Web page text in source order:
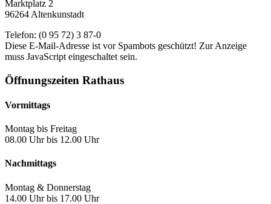
Marktplatz 2
96264 Altenkunstadt
Telefon: (0 95 72) 3 87-0
Diese E-Mail-Adresse ist vor Spambots geschützt! Zur Anzeige
muss JavaScript eingeschaltet sein.
Öffnungszeiten Rathaus
Vormittags
Montag bis Freitag
08.00 Uhr bis 12.00 Uhr
Nachmittags
Montag & Donnerstag
14.00 Uhr bis 17.00 Uhr